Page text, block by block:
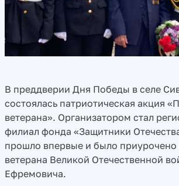
В преддверии Дня Победы в селе
состоялась патриотическая акция
ветерана». Организатором стал
филиал фонда «Защитники
прошло впервые и было приурочено
ветерана Великой Отечественной
Ефремовича.